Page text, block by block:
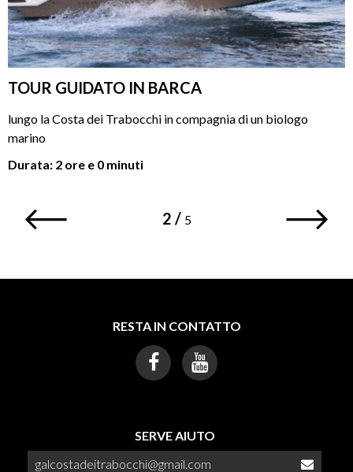
TOUR GUIDATO IN BARCA
lungo la Costa dei Trabocchi in compagnia di un biologo
marino
Durata: 2 ore e 0 minuti
2 / 5
RESTA IN CONTATTO
SERVE AIUTO
galcostadeitrabocchi@gmail.com